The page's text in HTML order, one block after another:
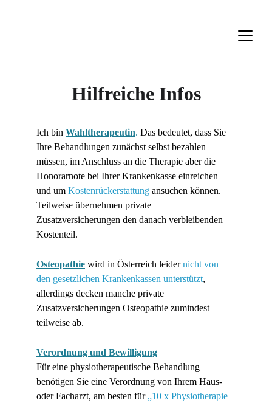
Hilfreiche Infos
Ich bin Wahltherapeutin. Das bedeutet, dass Sie
Ihre Behandlungen zunächst selbst bezahlen
müssen, im Anschluss an die Therapie aber die
Honorarnote bei Ihrer Krankenkasse einreichen
und um Kostenrückerstattung ansuchen können.
Teilweise übernehmen private
Zusatzversicherungen den danach verbleibenden
Kostenteil.
Osteopathie wird in Österreich leider nicht von
den gesetzlichen Krankenkassen unterstützt,
allerdings decken manche private
Zusatzversicherungen Osteopathie zumindest
teilweise ab.
Verordnung und Bewilligung
Für eine physiotherapeutische Behandlung
benötigen Sie eine Verordnung von Ihrem Haus-
oder Facharzt, am besten für „10 x Physiotherapie